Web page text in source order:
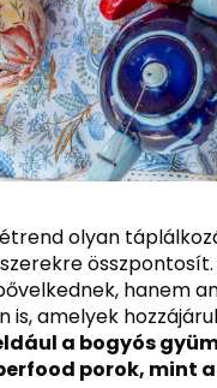
olyan
hanem
is, amelyek
a bogyós
porok, mint